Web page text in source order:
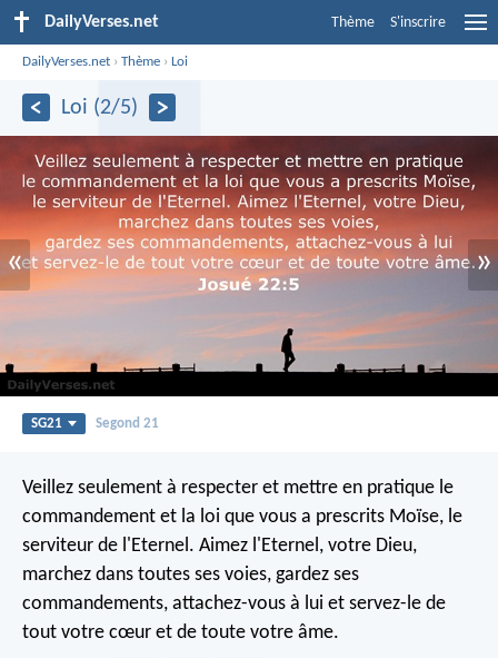
DailyVerses.net Thème S'inscrire
DailyVerses.net ›Thème ›Loi
Loi (2/5)
« »
SG21 Segond 21
Veillez seulement à respecter et mettre en pratique le
commandement et la loi que vous a prescrits Moïse, le
serviteur de l'Eternel. Aimez l'Eternel, votre Dieu,
marchez dans toutes ses voies, gardez ses
commandements, attachez-vous à lui et servez-le de
tout votre cœur et de toute votre âme.